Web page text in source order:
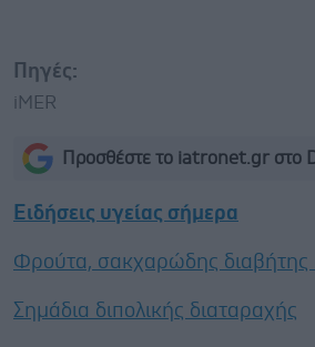
Πηγές:
iMER
Προσθέστε το iatronet.gr στο
Ειδήσεις υγείας σήμερα
Φρούτα, σακχαρώδης διαβήτης
Σημάδια διπολικής διαταραχής